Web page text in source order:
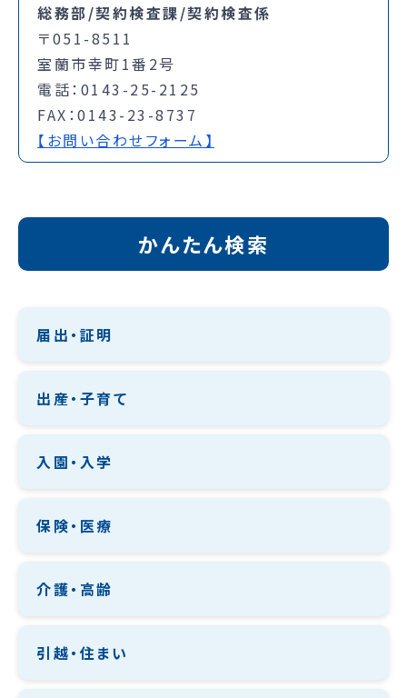
総務部/契約検査課/契約検査係
〒051-8511
室蘭市幸町1番2号
電話：0143-25-2125
FAX：0143-23-8737
【お問い合わせフォーム】
かんたん検索
届出・証明
出産・子育て
入園・入学
保険・医療
介護・高齢
引越・住まい